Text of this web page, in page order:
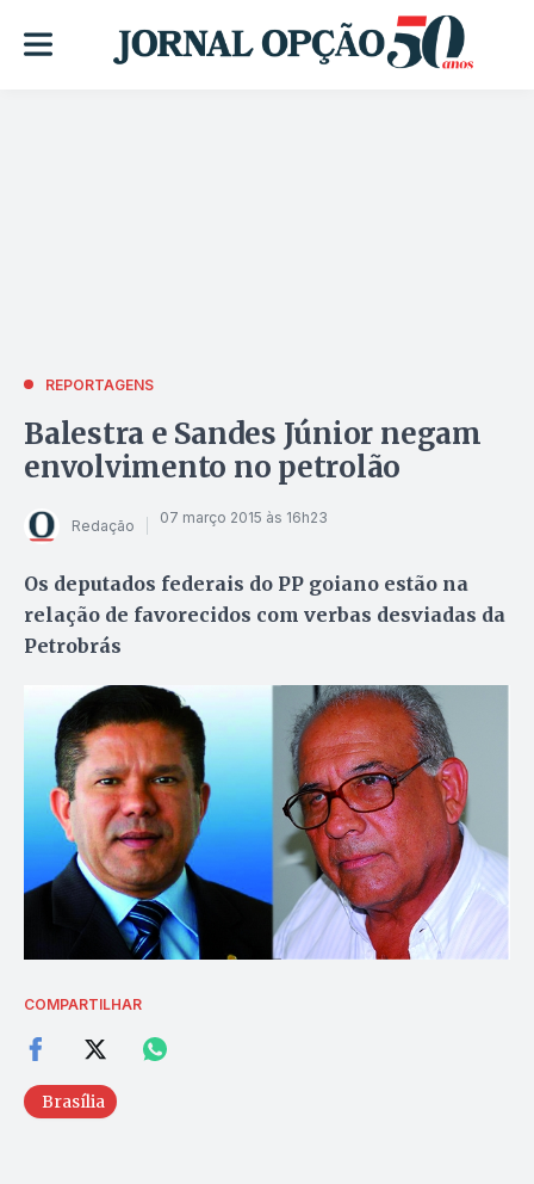
REPORTAGENS
Balestra e Sandes Júnior negam
envolvimento no petrolão
Redação 07 março 2015 às 16h23
Os deputados federais do PP goiano estão na
relação de favorecidos com verbas desviadas da
Petrobrás
COMPARTILHAR
Brasília